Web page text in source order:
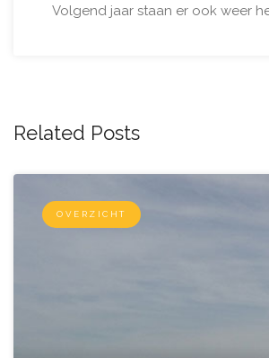
Volgend jaar staan er ook weer
Related Posts
OVERZICHT